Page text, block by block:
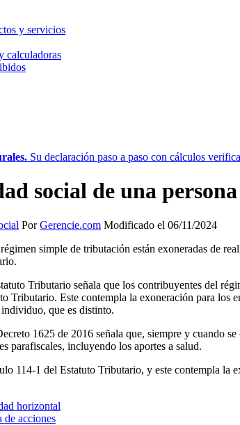
y servicios
calculadoras
Su declaración paso a paso con cálculos
social de una
PorGerencie.com Modificado el 06/11/2024
simple de tributación están exoneradas de
Tributario señala que los contribuyentes del
Tributario. Este contempla la exoneración para los
que es distinto.
1625 de 2016 señala que, siempre y cuando
parafiscales, incluyendo los aportes a salud.
114-1 del Estatuto Tributario, y este contempla la
horizontal
acciones